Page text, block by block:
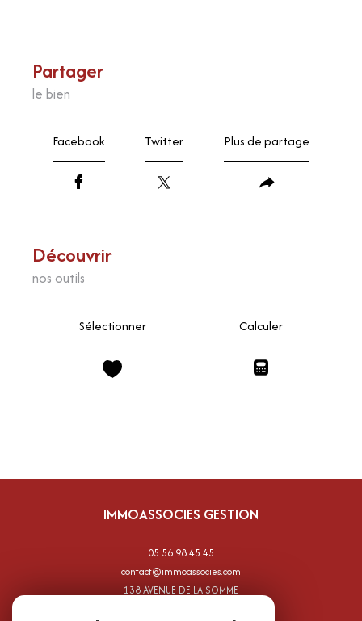
partager
le bien
Facebook Twitter Plus de partage
découvrir
nos outils
Sélectionner Calculer
IMMOASSOCIES GESTION
05 56 98 45 45
contact@immoassocies.com
138 AVENUE DE LA SOMME